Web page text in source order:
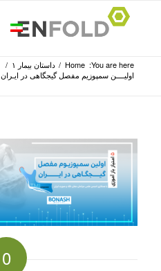
You are here:
Home
/ داستان بیمار ۱
/
اولیــــن سمپوزیم مفصل گیجگاهی در ایـران
0